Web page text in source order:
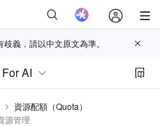
義，請以中文原文為準。
AI
資源配額（Quota）
源管理